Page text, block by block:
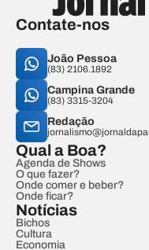
Contate-nos
João Pessoa
(83) 2106.1892
Campina Grande
(83) 3315-3204
Redação
Qual a Boa?
Agenda de Shows
O que fazer?
Onde comer e beber?
Onde ficar?
Notícias
Bichos
Cultura
Economia